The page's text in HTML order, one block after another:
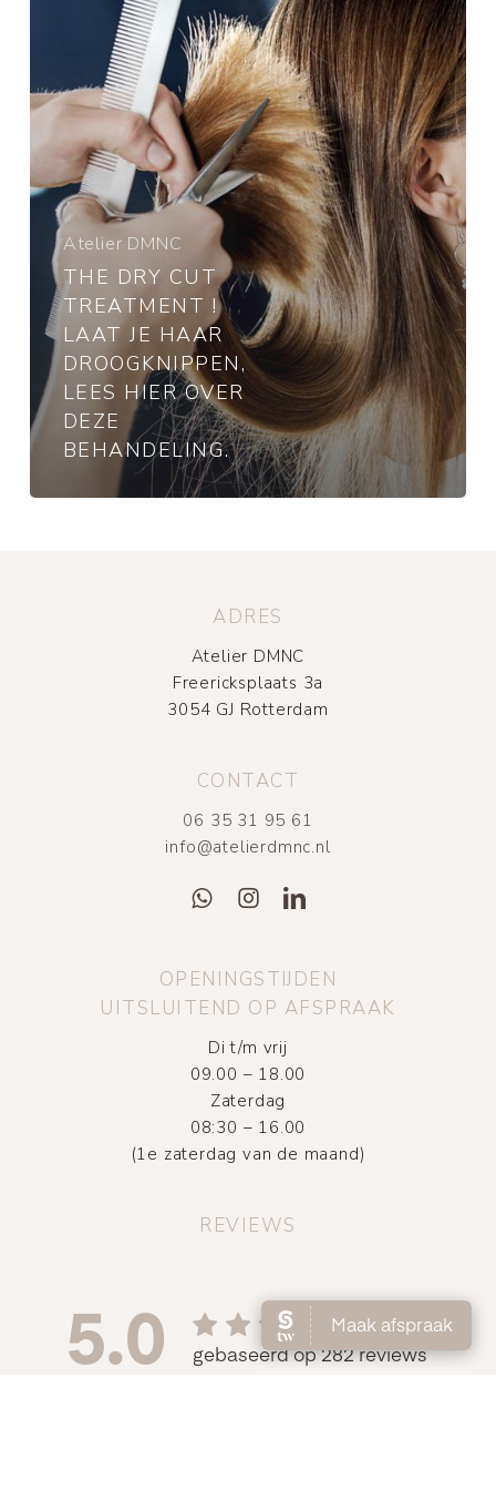
droogknippen,
over
deze
behandeling.
Atelier DMNC
THE DRY CUT
TREATMENT !
LAAT JE HAAR
DROOGKNIPPEN,
LEES HIER OVER
DEZE
BEHANDELING.
ADRES
Atelier DMNC
Freericksplaats 3a
3054 GJ Rotterdam
CONTACT
06 35 31 95 61
info@atelierdmnc.nl
OPENINGSTIJDEN
UITSLUITEND OP AFSPRAAK
Di t/m vrij
09.00 – 18.00
Zaterdag
08:30 – 16.00
(1e zaterdag van de maand)
REVIEWS